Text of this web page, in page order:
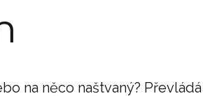
na něco naštvaný? Převládá